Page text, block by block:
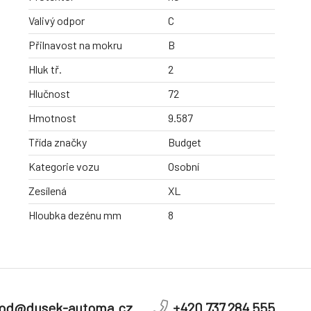
Valivý odpor
C
Přilnavost na mokru
B
Hluk tř.
2
Hlučnost
72
Hmotnost
9.587
Třída značky
Budget
Kategorie vozu
Osobní
Zesílená
XL
Hloubka dezénu mm
8